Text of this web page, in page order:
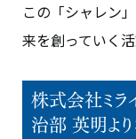
この「シャレン
来を創っていく
株式会社ミ
治部 英明より